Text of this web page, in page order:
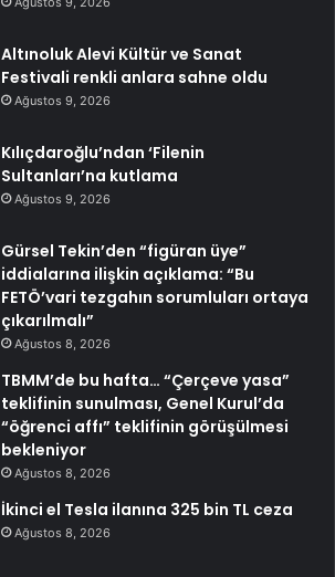
Altınoluk Alevi Kültür ve Sanat
Festivali renkli anlara sahne oldu
Ağustos 9, 2026
Kılıçdaroğlu’ndan ‘Filenin
Sultanları’na kutlama
Ağustos 9, 2026
Gürsel Tekin’den “figüran üye”
iddialarına ilişkin açıklama: “Bu
FETÖ’vari tezgahın sorumluları ortaya
çıkarılmalı”
Ağustos 8, 2026
TBMM’de bu hafta… “Çerçeve yasa”
teklifinin sunulması, Genel Kurul’da
“öğrenci affı” teklifinin görüşülmesi
bekleniyor
Ağustos 8, 2026
İkinci el Tesla ilanına 325 bin TL ceza
Ağustos 8, 2026